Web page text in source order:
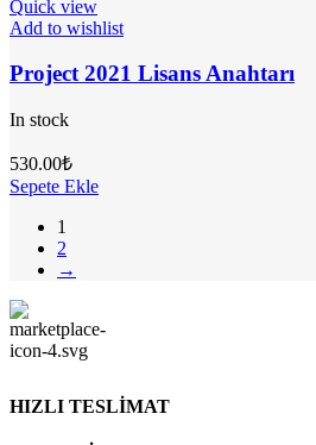
Quick view
Add to wishlist
Project 2021 Lisans Anahtarı
In stock
530.00₺
Sepete Ekle
1
2
→
HIZLI TESLİMAT